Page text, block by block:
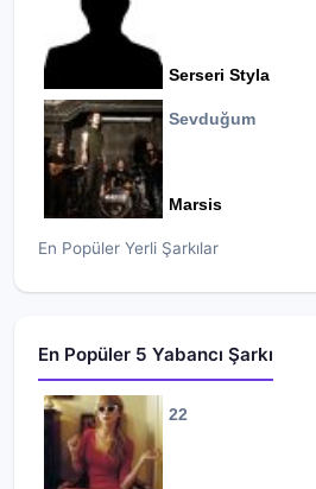
Serseri Styla
Sevduğum
Marsis
En Popüler Yerli Şarkılar
En Popüler 5 Yabancı Şarkı
22